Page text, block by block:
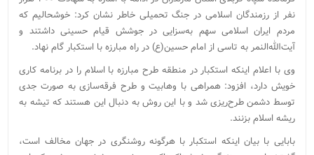
نفر از رزمندگان اسلامی در جنگ تحمیلی خاطر نشان کرد: خوشحالیم که
مردم ایران اسلامی سهم به‌سزایی در جوشش قیام حسینی داشتند و
آیت‌الله‌النمر به تاسی از امام حسین(ع) در راه مبارزه با استکبار گام نهاد.
وی با اعلام اینکه استکبار در منطقه طرح مبارزه با اسلام را در برنامه کاری
خویش دارد، افزود: همراهی با وهابیت و طرح فرقه‌سازی به صورت جدی
توسط دشمن طرح‌ریزی شد و با این روش به دنبال این هستند که تیشه به
ریشه اسلام بزنند.
بابایی با بیان اینکه استکبار با هرگونه روشنگری در جهان مخالف است،